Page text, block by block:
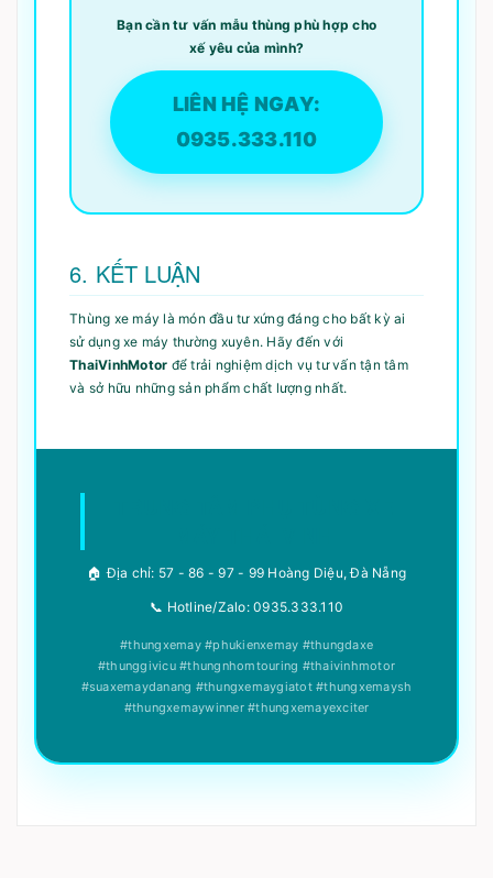
Bạn cần tư vấn mẫu thùng phù hợp cho
xế yêu của mình?
LIÊN HỆ NGAY:
0935.333.110
6. KẾT LUẬN
Thùng xe máy là món đầu tư xứng đáng cho bất kỳ ai
sử dụng xe máy thường xuyên. Hãy đến với
ThaiVinhMotor để trải nghiệm dịch vụ tư vấn tận tâm
và sở hữu những sản phẩm chất lượng nhất.
🏠 Địa chỉ: 57 - 86 - 97 - 99 Hoàng Diệu, Đà Nẵng
📞 Hotline/Zalo: 0935.333.110
#thungxemay #phukienxemay #thungdaxe
#thunggivicu #thungnhomtouring #thaivinhmotor
#suaxemaydanang #thungxemaygiatot #thungxemaysh
#thungxemaywinner #thungxemayexciter